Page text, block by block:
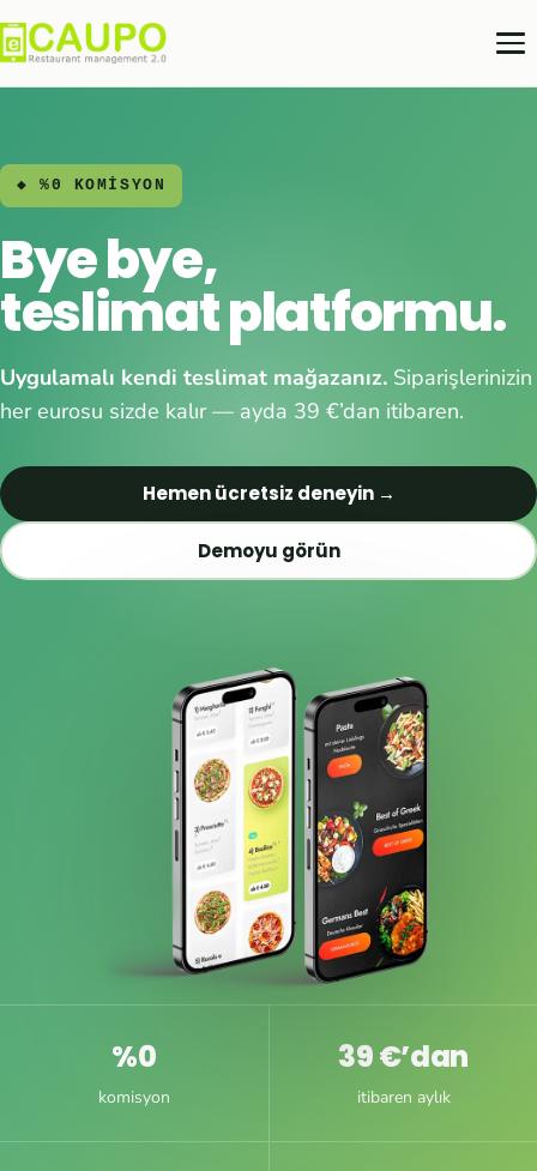
◆ %0 KOMİSYON
Bye bye,
teslimat platformu.
Uygulamalı kendi teslimat mağazanız. Siparişlerinizin
her eurosu sizde kalır — ayda 39 €’dan itibaren.
Hemen ücretsiz deneyin →
Demoyu görün
%0
komisyon
39 €’dan
itibaren aylık